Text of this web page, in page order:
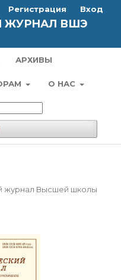
ЖУРНАЛ ВШЭ
АРХИВЫ
О НАС
Регистрация Вход
журнал Высшей школы